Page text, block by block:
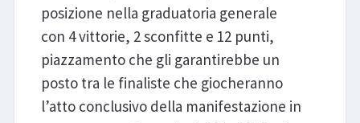
posizione nella graduatoria generale
con 4 vittorie, 2 sconfitte e 12 punti,
piazzamento che gli garantirebbe un
posto tra le finaliste che giocheranno
l’atto conclusivo della manifestazione in